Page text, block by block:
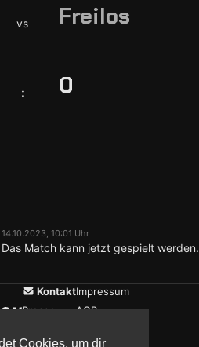
Cookies, um dir
vs Freilos
: 0
14.10.2023, 10:01 Uhr
Das Match kann jetzt gespielt werden.
Kontakt
Presse
Impressum
AGB